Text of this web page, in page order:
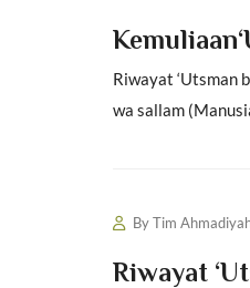
Riwayat ‘Utsman
wa sallam
ByTim
Riwayat